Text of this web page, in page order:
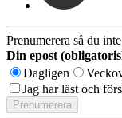
Prenumerera så du
Din epost
Dagligen
Jag har läst och